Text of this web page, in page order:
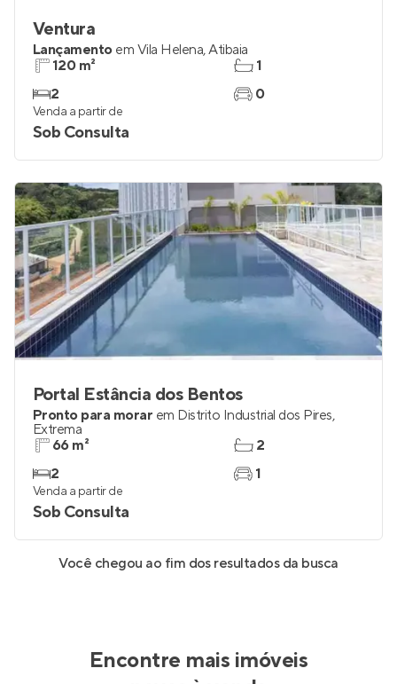
Ventura
Lançamento em Vila Helena,Atibaia
120 m²
2
1
0
Venda a partir de
Sob Consulta
Portal Estância dos Bentos
Pronto para morar em Distrito Industrial dos Pires,
Extrema
66 m²
2
2
1
Venda a partir de
Sob Consulta
Você chegou ao fim dos resultados da busca
Encontre mais imóveis